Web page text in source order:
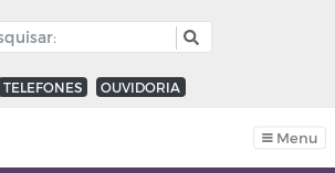
TELEFONES OUVIDORIA
Menu